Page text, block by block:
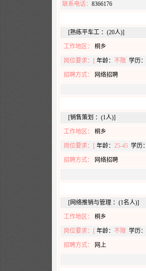
联系电话： 8366176
[熟练平车工 ：(20人)]
工作地区： 桐乡
岗位要求：[ 年龄： 不限 学历：
招聘方式： 网络招聘
[销售策划 ：(1人)]
工作地区： 桐乡
岗位要求：[ 年龄： 25-45 学历：
招聘方式： 网络招聘
[网络推销与管理 ：(1名人)]
工作地区： 桐乡
岗位要求：[ 年龄： 不限 学历：
招聘方式： 网上